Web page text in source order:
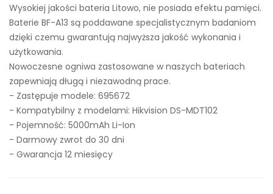
Wysokiej jakości bateria Litowo, nie posiada efektu pamięci.
Baterie BF-A13 są poddawane specjalistycznym badaniom
dzięki czemu gwarantują najwyższa jakość wykonania i
użytkowania.
Nowoczesne ogniwa zastosowane w naszych bateriach
zapewniają długą i niezawodną prace.
- Zastępuje modele: 695672
- Kompatybilny z modelami: Hikvision DS-MDT102
- Pojemność: 5000mAh Li-Ion
- Darmowy zwrot do 30 dni
- Gwarancja 12 miesięcy